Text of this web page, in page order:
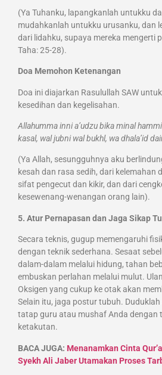
(Ya Tuhanku, lapangkanlah untukku
mudahkanlah untukku urusanku, dan
dari lidahku, supaya mereka mengerti
Taha: 25-28).
Doa Memohon Ketenangan
Doa ini diajarkan Rasulullah SAW
kesedihan dan kegelisahan.
Allahumma inni a’udzu bika minal
kasal, wal jubni wal bukhl, wa dhala’id
(Ya Allah, sesungguhnya aku
kesah dan rasa sedih, dari kelemahan
sifat pengecut dan kikir, dan dari
kesewenang-wenangan orang lain).
5. Atur Pernapasan dan Jaga Sikap
Secara teknis, gugup memengaruhi
dengan teknik sederhana. Sesaat
dalam-dalam melalui hidung, tahan
embuskan perlahan melalui mulut.
Oksigen yang cukup ke otak akan
Selain itu, jaga postur tubuh.
tatap guru atau mushaf Anda dengan
ketakutan.
BACA JUGA: Menanamkan Cinta
Syekh Ali Jaber Utamakan Proses